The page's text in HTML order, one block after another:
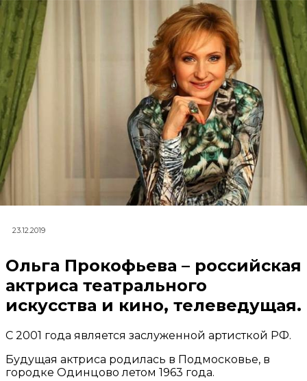
23.12.2019
Ольга Прокофьева – российская
актриса театрального
искусства и кино, телеведущая.
С 2001 года является заслуженной артисткой РФ.
Будущая актриса родилась в Подмосковье, в
городке Одинцово летом 1963 года.